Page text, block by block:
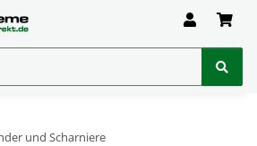
und Scharniere